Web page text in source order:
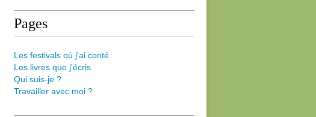
Pages
Les festivals où j'ai conté
Les livres que j'écris
Qui suis-je ?
Travailler avec moi ?